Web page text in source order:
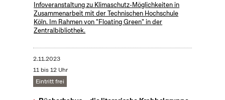
Infoveranstaltung zu Klimaschutz-Möglichkeiten in
Zusammenarbeit mit der Technischen Hochschule
Köln. Im Rahmen von "Floating Green" in der
Zentralbibliothek.
2.11.2023
11 bis 12 Uhr
Eintritt frei